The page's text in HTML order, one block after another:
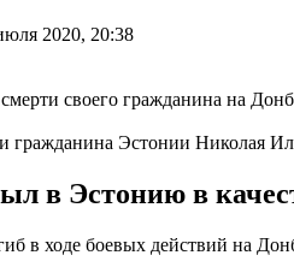
2020, 20:38
Эстонии Николая
в Эстонию в
в ходе боевых действий на